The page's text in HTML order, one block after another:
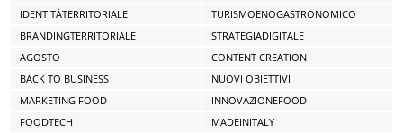
IDENTITÀTERRITORIALE
TURISMOENOGASTRONOMICO
BRANDINGTERRITORIALE
STRATEGIADIGITALE
AGOSTO
CONTENT CREATION
BACK TO BUSINESS
NUOVI OBIETTIVI
MARKETING FOOD
INNOVAZIONEFOOD
FOODTECH
MADEINITALY